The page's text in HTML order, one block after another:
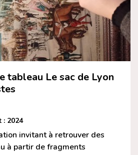
tableau Le sac de Lyon
: 2024
invitant à retrouver des
à partir de fragments